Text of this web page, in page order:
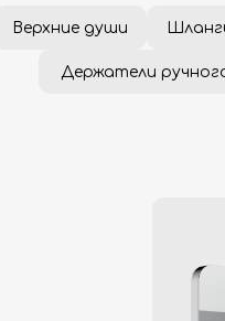
Верхние души
Держатели